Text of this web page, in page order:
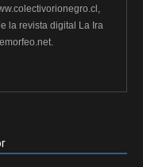
la revista digital La Ira